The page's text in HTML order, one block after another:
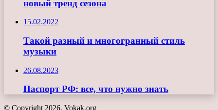
новый тренд сезона
15.02.2022
Такой разный и многогранный стиль
музыки
26.08.2023
Паспорт РФ: все, что нужно знать
© Copyright 2026, Vokak.org